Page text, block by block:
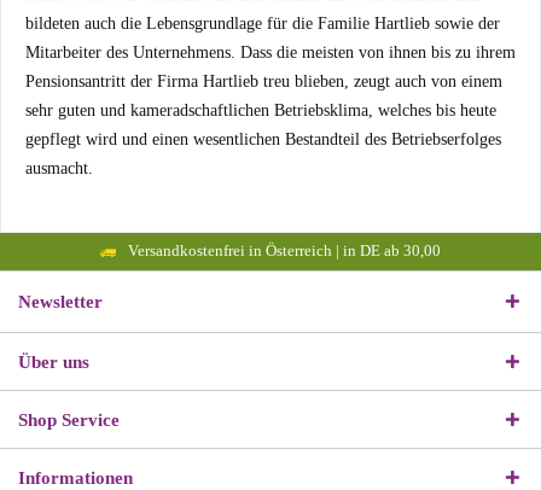
bildeten auch die Lebensgrundlage für die Familie Hartlieb sowie der
Mitarbeiter des Unternehmens. Dass die meisten von ihnen bis zu ihrem
Pensionsantritt der Firma Hartlieb treu blieben, zeugt auch von einem
sehr guten und kameradschaftlichen Betriebsklima, welches bis heute
gepflegt wird und einen wesentlichen Bestandteil des Betriebserfolges
ausmacht.
Versandkostenfrei in Österreich | in DE ab 30,00
Newsletter
Über uns
Shop Service
Informationen